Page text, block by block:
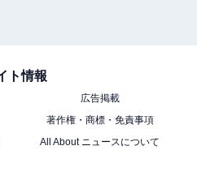
ト情報
広告掲載
著作権・商標・免責事項
All About ニュースについて